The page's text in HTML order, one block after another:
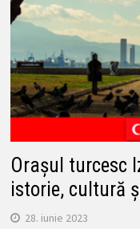
Orașul turcesc
istorie, cultură
28. iunie 2023